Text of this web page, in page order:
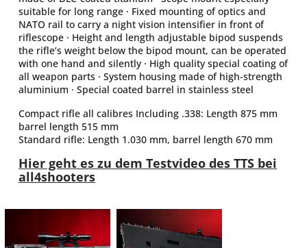
suitable for long range · Fixed mounting of optics and
NATO rail to carry a night vision intensifier in front of
riflescope · Height and length adjustable bipod suspends
the rifle’s weight below the bipod mount, can be operated
with one hand and silently · High quality special coating of
all weapon parts · System housing made of high-strength
aluminium · Special coated barrel in stainless steel
Compact rifle all calibres Including .338: Length 875 mm
barrel length 515 mm
Standard rifle: Length 1.030 mm, barrel length 670 mm
Hier geht es zu dem Testvideo des TTS bei
all4shooters